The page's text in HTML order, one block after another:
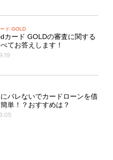
ド GOLD
dカード GOLDの審査に関する
てお答えします！
バレないでカードローンを借
単！？おすすめは？